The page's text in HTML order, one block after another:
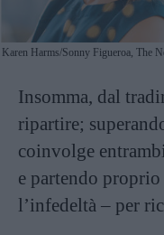
Karen Harms/Sonny Figueroa, The
Insomma, dal
ripartire;
coinvolge
e partendo
l’infedeltà – per